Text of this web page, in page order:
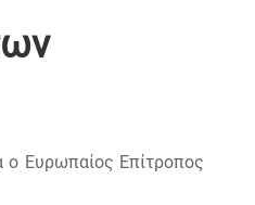
Ευρωπαίος Επίτροπος